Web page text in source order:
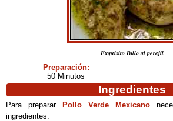
Exquisito Pollo al perejil
Preparación:
50 Minutos
Ingredientes
Para preparar Pollo Verde Mexicano
ingredientes: